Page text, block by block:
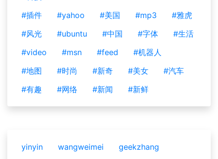
#插件
#yahoo #美国 #mp3
#雅虎
#风光
#ubuntu #中国 #字体
#生活
#video
#msn #feed
#机器人
#地图
#时尚 #新奇 #美女
#汽车
#有趣
#网络 #新闻 #新鲜
yinyin wangweimei
geekzhang